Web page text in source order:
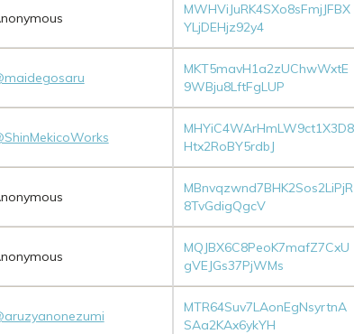
MWHViJuRK4SXo8sFmjJFBX
YLjDEHjz92y4
MKT5mavH1a2zUChwWxtE
9WBju8LftFgLUP
MHYiC4WArHmLW9ct1X3D8
Htx2RoBY5rdbJ
MBnvqzwnd7BHK2Sos2LiPjR
8TvGdigQgcV
MQJBX6C8PeoK7mafZ7CxU
gVEJGs37PjWMs
MTR64Suv7LAonEgNsyrtnA
SAa2KAx6ykYH